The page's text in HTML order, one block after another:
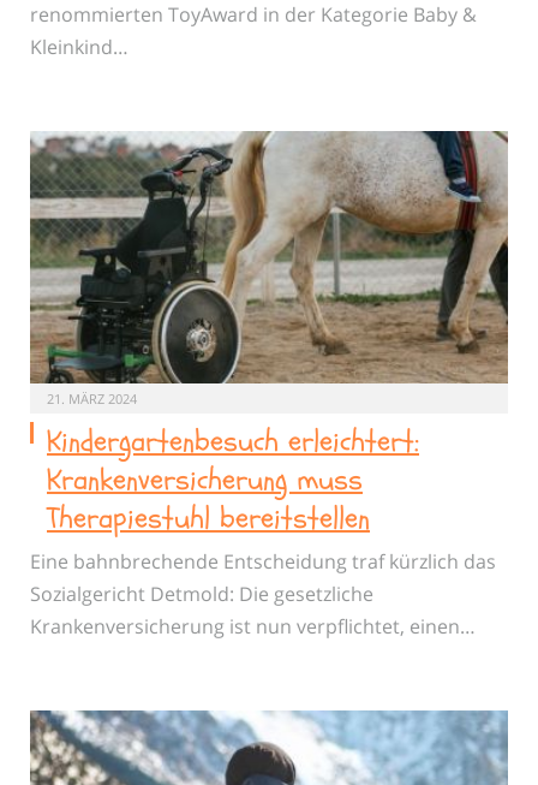
renommierten ToyAward in der Kategorie Baby &
Kleinkind…
21. MÄRZ 2024
Kindergartenbesuch erleichtert:
Krankenversicherung muss
Therapiestuhl bereitstellen
Eine bahnbrechende Entscheidung traf kürzlich das
Sozialgericht Detmold: Die gesetzliche
Krankenversicherung ist nun verpflichtet, einen…